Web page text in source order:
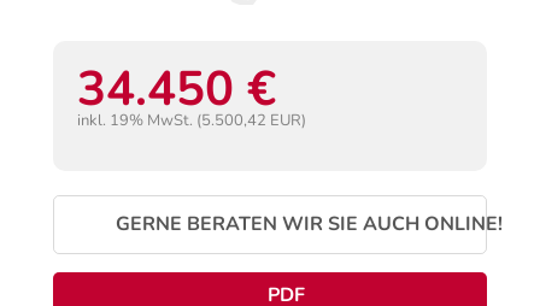
34.450 €
inkl. 19% MwSt. (5.500,42 EUR)
GERNE BERATEN WIR SIE AUCH ONLINE!
PDF